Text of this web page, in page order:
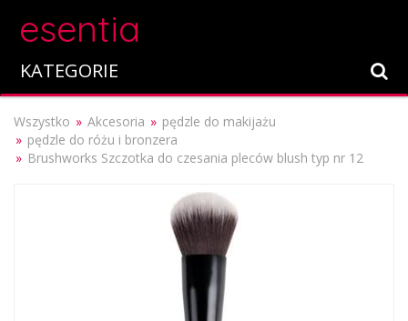
esentia
KATEGORIE
Wszystko Akcesoria
pędzle do makijażu
pędzle do różu i bronzera
Brushworks Szczotka do czesania pleców blush typ nr 12